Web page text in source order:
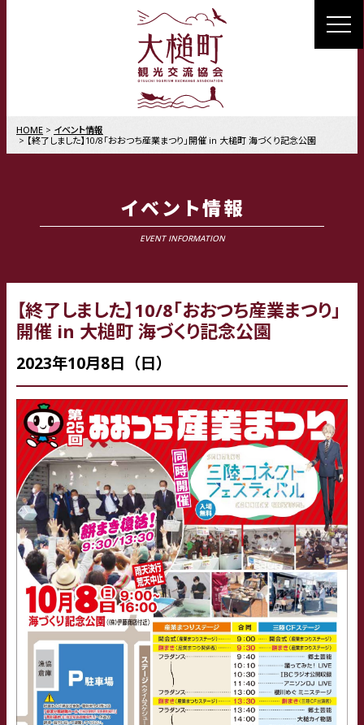
HOME
イベント情報
【終了しました】10/8「おおつち産業まつり」開催 in 大槌町 海づくり記念公園
イベント情報
EVENT INFORMATION
【終了しました】10/8「おおつち産業まつり」
開催 in 大槌町 海づくり記念公園
2023年10月8日（日）